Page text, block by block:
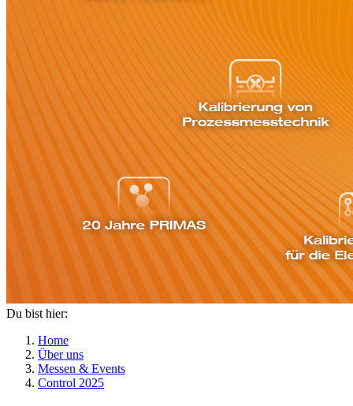
Du bist hier:
Home
Über uns
Messen & Events
Control 2025